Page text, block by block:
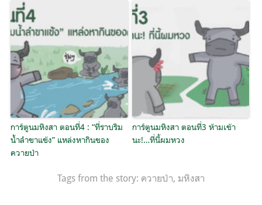
การ์ตูนมหิงสา ตอนที่4 : “ที่ราบริม
น้ำลำขาแข้ง” แหล่งหากินของ
ควายป่า
การ์ตูนมหิงสา ตอนที่3 ห้ามเข้า
นะ!…ที่นี้ผมหวง
Tags from the story: ควายป่า, มหิงสา